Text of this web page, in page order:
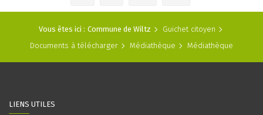
Vous êtes ici : Commune de Wiltz
Guichet citoyen
Documents à télécharger
Médiathèque Médiathèque
LIENS UTILES